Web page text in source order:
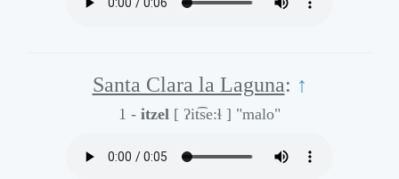
Santa Clara la Laguna: ↑
1 - itzel [ ʔit͡se:ɬ ] "malo"